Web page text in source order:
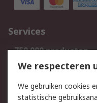
Services
750.000 producten
Bestellen
Track & Trace
We respecteren
We gebruiken cookies
statistische